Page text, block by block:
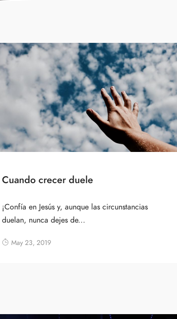
Cuando crecer duele
¡Confía en Jesús y, aunque las circunstancias
duelan, nunca dejes de...
May 23, 2019